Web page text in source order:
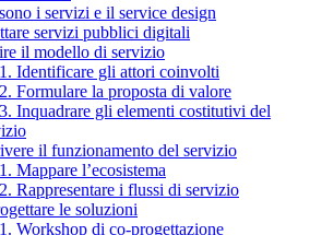
i servizi e il service design
servizi pubblici digitali
il modello di servizio
Identificare gli attori coinvolti
Formulare la proposta di valore
Inquadrare gli elementi costitutivi del
il funzionamento del servizio
Mappare l’ecosistema
Rappresentare i flussi di servizio
le soluzioni
Workshop di co-progettazione